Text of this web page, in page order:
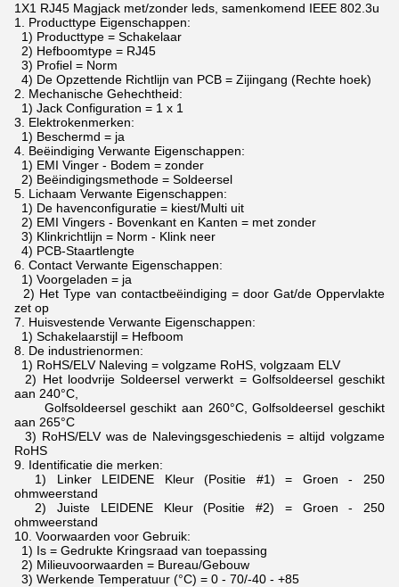
1X1 RJ45 Magjack met/zonder leds, samenkomend IEEE 802.3u
1. Producttype Eigenschappen:
1) Producttype = Schakelaar
2) Hefboomtype = RJ45
3) Profiel = Norm
4) De Opzettende Richtlijn van PCB = Zijingang (Rechte hoek)
2. Mechanische Gehechtheid:
1) Jack Configuration = 1 x 1
3. Elektrokenmerken:
1) Beschermd = ja
4. Beëindiging Verwante Eigenschappen:
1) EMI Vinger - Bodem = zonder
2) Beëindigingsmethode = Soldeersel
5. Lichaam Verwante Eigenschappen:
1) De havenconfiguratie = kiest/Multi uit
2) EMI Vingers - Bovenkant en Kanten = met zonder
3) Klinkrichtlijn = Norm - Klink neer
4) PCB-Staartlengte
6. Contact Verwante Eigenschappen:
1) Voorgeladen = ja
2) Het Type van contactbeëindiging = door Gat/de Oppervlakte
zet op
7. Huisvestende Verwante Eigenschappen:
1) Schakelaarstijl = Hefboom
8. De industrienormen:
1) RoHS/ELV Naleving = volgzame RoHS, volgzaam ELV
2) Het loodvrije Soldeersel verwerkt = Golfsoldeersel geschikt
aan 240°C,
Golfsoldeersel geschikt aan 260°C, Golfsoldeersel geschikt
aan 265°C
3) RoHS/ELV was de Nalevingsgeschiedenis = altijd volgzame
RoHS
9. Identificatie die merken:
1) Linker LEIDENE Kleur (Positie #1) = Groen - 250
ohmweerstand
2) Juiste LEIDENE Kleur (Positie #2) = Groen - 250
ohmweerstand
10. Voorwaarden voor Gebruik:
1) Is = Gedrukte Kringsraad van toepassing
2) Milieuvoorwaarden = Bureau/Gebouw
3) Werkende Temperatuur (°C) = 0 - 70/-40 - +85